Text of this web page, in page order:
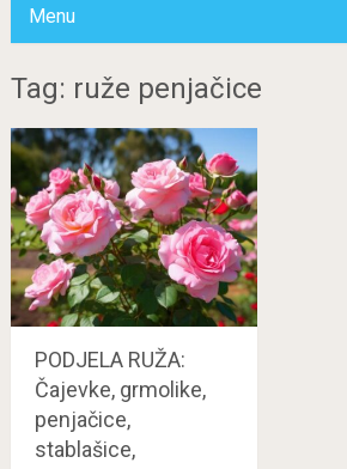
Menu
Tag: ruže penjačice
PODJELA RUŽA:
Čajevke, grmolike,
penjačice,
stablašice,